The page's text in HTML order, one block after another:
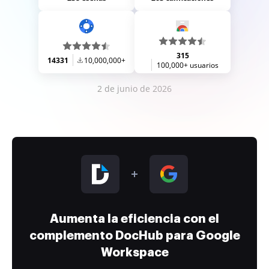
14331 10,000,000+
315
100,000+ usuarios
2 de junio de 2026
Aumenta la eficiencia con el
complemento DocHub para Google
Workspace